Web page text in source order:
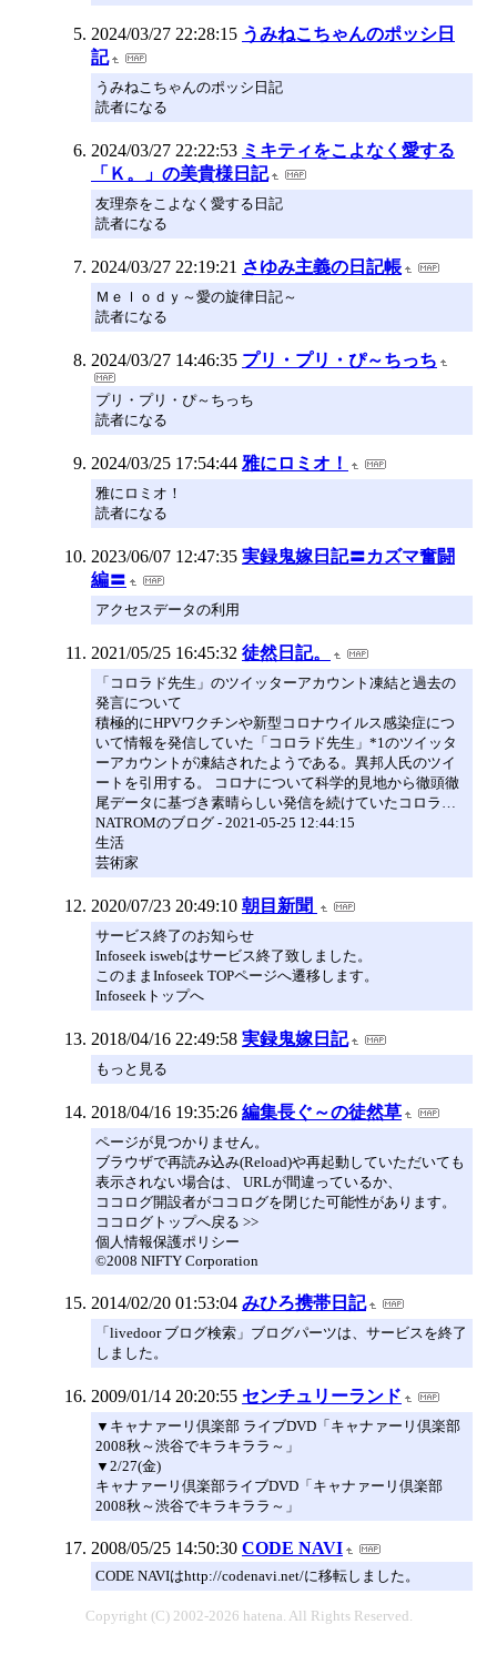
2024/03/27 22:28:15 うみねこちゃんのポッシ日
記
うみねこちゃんのポッシ日記
読者になる
2024/03/27 22:22:53 ミキティをこよなく愛する
「Ｋ。」の美貴様日記
友理奈をこよなく愛する日記
読者になる
2024/03/27 22:19:21 さゆみ主義の日記帳
Ｍｅｌｏｄｙ～愛の旋律日記～
読者になる
2024/03/27 14:46:35 プリ・プリ・ぴ～ちっち
プリ・プリ・ぴ～ちっち
読者になる
2024/03/25 17:54:44 雅にロミオ！
雅にロミオ！
読者になる
2023/06/07 12:47:35 実録鬼嫁日記〓カズマ奮闘
編〓
アクセスデータの利用
2021/05/25 16:45:32 徒然日記。
「コロラド先生」のツイッターアカウント凍結と過去の
発言について
積極的にHPVワクチンや新型コロナウイルス感染症につ
いて情報を発信していた「コロラド先生」*1のツイッタ
ーアカウントが凍結されたようである。異邦人氏のツイ
ートを引用する。 コロナについて科学的見地から徹頭徹
尾データに基づき素晴らしい発信を続けていたコロラ…
NATROMのブログ - 2021-05-25 12:44:15
生活
芸術家
2020/07/23 20:49:10 朝目新聞
サービス終了のお知らせ
Infoseek iswebはサービス終了致しました。
このままInfoseek TOPページへ遷移します。
Infoseekトップへ
2018/04/16 22:49:58 実録鬼嫁日記
もっと見る
2018/04/16 19:35:26 編集長ぐ～の徒然草
ページが見つかりません。
ブラウザで再読み込み(Reload)や再起動していただいても
表示されない場合は、 URLが間違っているか、
ココログ開設者がココログを閉じた可能性があります。
ココログトップへ戻る >>
個人情報保護ポリシー
©2008 NIFTY Corporation
2014/02/20 01:53:04 みひろ携帯日記
「livedoor ブログ検索」ブログパーツは、サービスを終了
しました。
2009/01/14 20:20:55 センチュリーランド
▼キャナァーリ倶楽部 ライブDVD「キャナァーリ倶楽部
2008秋～渋谷でキラキララ～」
▼2/27(金)
キャナァーリ倶楽部ライブDVD「キャナァーリ倶楽部
2008秋～渋谷でキラキララ～」
2008/05/25 14:50:30 CODE NAVI
CODE NAVIはhttp://codenavi.net/に移転しました。
Copyright (C) 2002-2026 hatena. All Rights Reserved.